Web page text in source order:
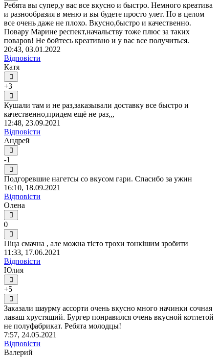
Ребята вы супер,у вас все вкусно и быстро. Немного креатива
и разнообразия в меню и вы будете просто улет. Но в целом
все очень даже не плохо. Вкусно,быстро и качественно.
Повару Марине респект,начальству тоже плюс за таких
поваров! Не бойтесь креативно и у вас все получиться.
20:43, 03.01.2022
Відповісти
Катя
+3
Кушали там и не раз,заказывали доставку все быстро и
качественно,придем ещё не раз,,,
12:48, 23.09.2021
Відповісти
Андрей
-1
Подгоревшие нагетсы со вкусом гари. Спасибо за ужин
16:10, 18.09.2021
Відповісти
Олена
0
Піца смачна , але можна тісто трохи тонкішим зробити
11:33, 17.06.2021
Відповісти
Юлия
+5
Заказали шаурму ассорти очень вкусно много начинки сочная
лаваш хрустящий. Бургер понравился очень вкусной котлетой
не полуфабрикат. Ребята молодцы!
7:57, 24.05.2021
Відповісти
Валерий